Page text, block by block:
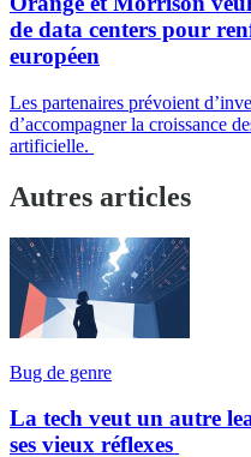
de data centers pour
européen
Les partenaires prévoient
d’accompagner la croissance
artificielle.
Autres articles
Bug de genre
La tech veut un autre
ses vieux réflexes